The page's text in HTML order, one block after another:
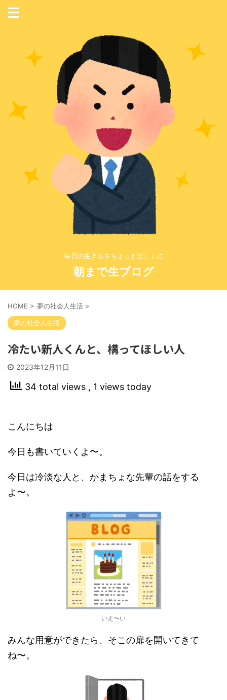
毎日の生きるをちょっと楽しくに
朝まで生ブログ
HOME > 夢の社会人生活 >
夢の社会人生活
冷たい新人くんと、構ってほしい人
2023年12月11日
34 total views , 1 views today
こんにちは
今日も書いていくよ〜。
今日は冷淡な人と、かまちょな先輩の話をする
よ〜。
いえ〜い
みんな用意ができたら、そこの扉を開いてきて
ね〜。